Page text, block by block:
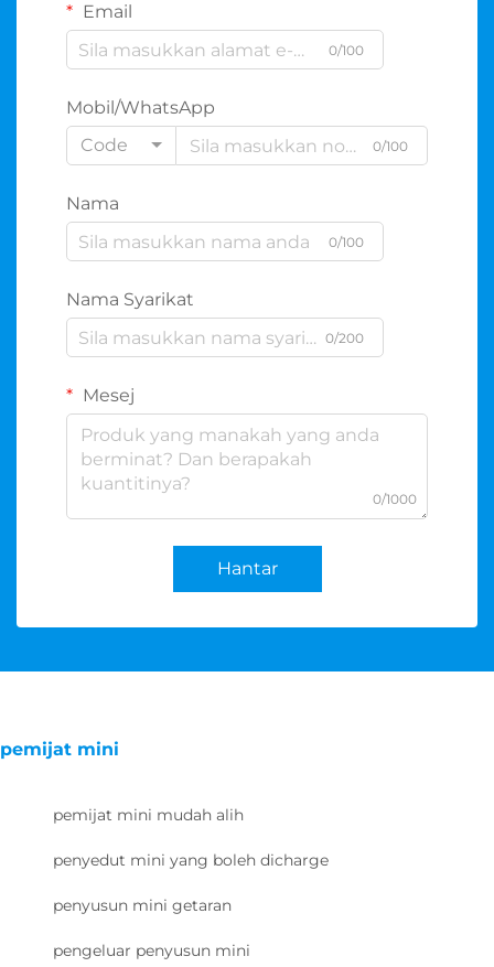
Email
0/100
Mobil/WhatsApp
Code
0/100
Nama
0/100
Nama Syarikat
0/200
Mesej
0/1000
Hantar
pemijat mini
pemijat mini mudah alih
penyedut mini yang boleh dicharge
penyusun mini getaran
pengeluar penyusun mini